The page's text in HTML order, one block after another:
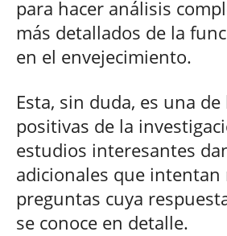
para hacer análisis
más detallados de la
en el envejecimiento.
Esta, sin duda, es una
positivas de la
estudios interesantes
adicionales que intentan
preguntas cuya
se conoce en detalle.